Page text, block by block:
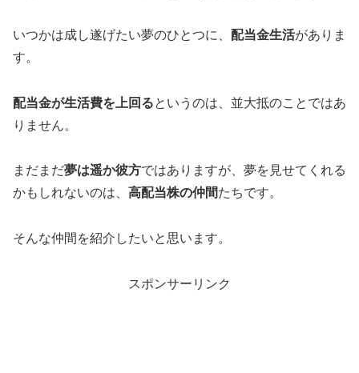
いつかは成し遂げたい夢のひとつに、 配当金生活がありま
す。
配当金が生活費を上回るというのは、並大抵のことではあ
りません。
まだまだ夢は遥か彼方ではありますが、夢を見せてくれる
かもしれないのは、 高配当株の仲間たちです。
そんな仲間を紹介したいと思います。
スポンサーリンク